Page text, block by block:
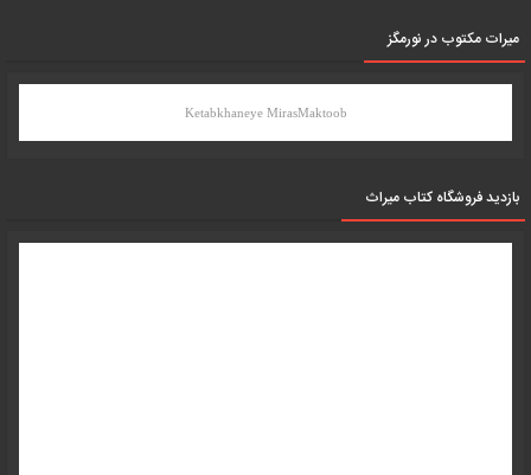
میرات مکتوب در نورمگز
Ketabkhaneye MirasMaktoob
بازدید فروشگاه کتاب میراث